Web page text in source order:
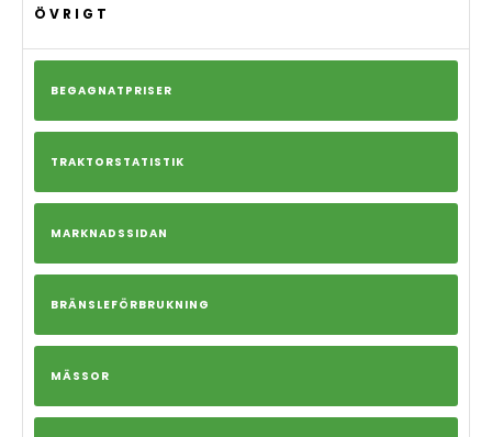
ÖVRIGT
BEGAGNATPRISER
TRAKTORSTATISTIK
MARKNADSSIDAN
BRÄNSLEFÖRBRUKNING
MÄSSOR